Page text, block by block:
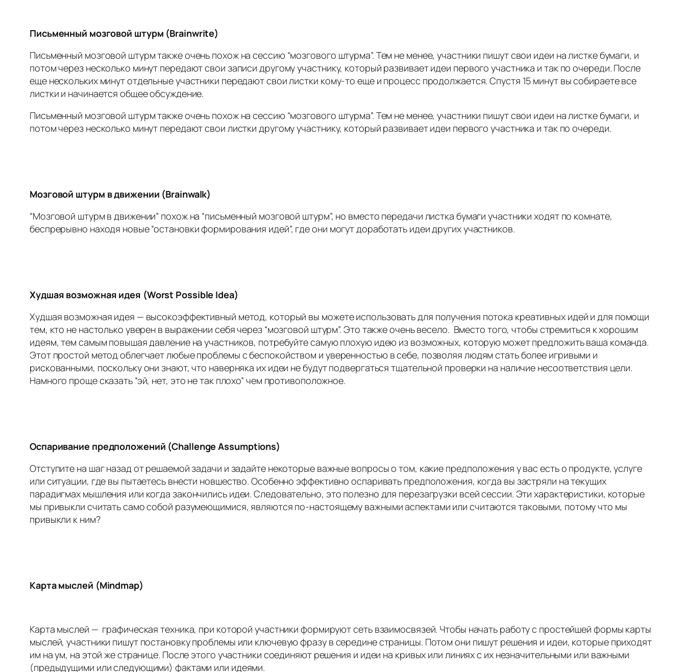
Письменный мозговой штурм (Brainwrite)
Письменный мозговой штурм также очень похож на сессию “мозгового штурма”. Тем не менее, участники пишут свои идеи на листке бумаги, и
потом через несколько минут передают свои записи другому участнику, который развивает идеи первого участника и так по очереди. После
еще нескольких минут отдельные участники передают свои листки кому-то еще и процесс продолжается. Спустя 15 минут вы собираете все
листки и начинается общее обсуждение.
Письменный мозговой штурм также очень похож на сессию “мозгового штурма”. Тем не менее, участники пишут свои идеи на листке бумаги, и
потом через несколько минут передают свои листки другому участнику, который развивает идеи первого участника и так по очереди.
Мозговой штурм в движении (Brainwalk)
“Мозговой штурм в движении” похож на “письменный мозговой штурм”, но вместо передачи листка бумаги участники ходят по комнате,
беспрерывно находя новые “остановки формирования идей”, где они могут доработать идеи других участников.
Худшая возможная идея (Worst Possible Idea)
Худшая возможная идея — высокоэффективный метод, который вы можете использовать для получения потока креативных идей и для помощи
тем, кто не настолько уверен в выражении себя через “мозговой штурм”. Это также очень весело. Вместо того, чтобы стремиться к хорошим
идеям, тем самым повышая давление на участников, потребуйте самую плохую идею из возможных, которую может предложить ваша команда.
Этот простой метод облегчает любые проблемы с беспокойством и уверенностью в себе, позволяя людям стать более игривыми и
рискованными, поскольку они знают, что наверняка их идеи не будут подвергаться тщательной проверки на наличие несоответствия цели.
Намного проще сказать “эй, нет, это не так плохо” чем противоположное.
Оспаривание предположений (Challenge Assumptions)
Отступите на шаг назад от решаемой задачи и задайте некоторые важные вопросы о том, какие предположения у вас есть о продукте, услуге
или ситуации, где вы пытаетесь внести новшество. Особенно эффективно оспаривать предположения, когда вы застряли на текущих
парадигмах мышления или когда закончились идеи. Следовательно, это полезно для перезагрузки всей сессии. Эти характеристики, которые
мы привыкли считать само собой разумеющимися, являются по-настоящему важными аспектами или считаются таковыми, потому что мы
привыкли к ним?
Карта мыслей (Mindmap)
Карта мыслей — графическая техника, при которой участники формируют сеть взаимосвязей. Чтобы начать работу с простейшей формы карты
мыслей, участники пишут постановку проблемы или ключевую фразу в середине страницы. Потом они пишут решения и идеи, которые приходят
им на ум, на этой же странице. После этого участники соединяют решения и идеи на кривых или линиях с их незначительными или важными
(предыдущими или следующими) фактами или идеями.